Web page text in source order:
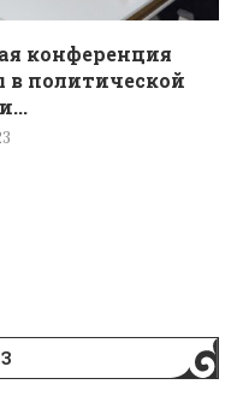
конференция
в политической